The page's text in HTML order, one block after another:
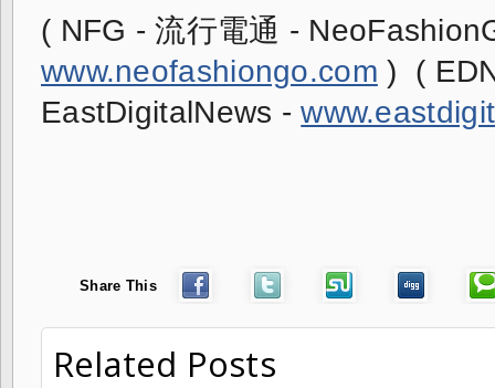
www.neofashiongo.com )  (
EastDigitalNews -
Share This
Related Posts